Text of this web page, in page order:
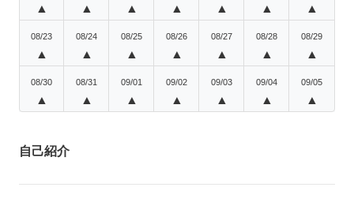
▲ ▲ ▲ ▲ ▲ ▲ ▲
08/23
▲
08/24
▲
08/25
▲
08/26
▲
08/27
▲
08/28
▲
08/29
▲
08/30
▲
08/31
▲
09/01
▲
09/02
▲
09/03
▲
09/04
▲
09/05
▲
自己紹介